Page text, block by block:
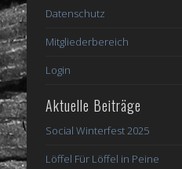
Datenschutz
Mitgliederbereich
Login
Aktuelle Beiträge
Social Winterfest 2025
Löffel Für Löffel in Peine